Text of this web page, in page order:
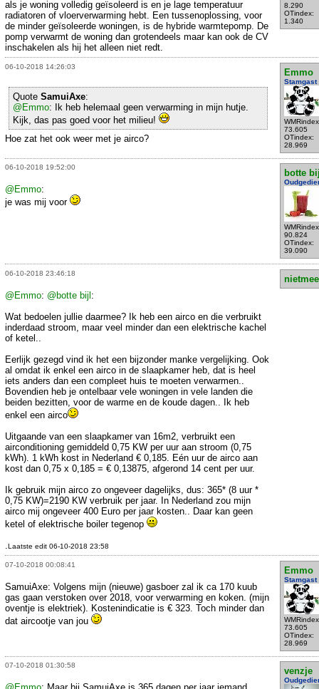
8.290
OTindex:
1.340
als je woning volledig geïsoleerd is en je lage temperatuur
radiatoren of vloerverwarming hebt. Een tussenoplossing, voor
de minder geïsoleerde woningen, is de hybride warmtepomp. De
pomp verwarmt de woning dan grotendeels maar kan ook de CV
inschakelen als hij het alleen niet redt.
06-10-2018 14:26:03
Emmo
Stamgast
73.605
OTindex:
28.969
Quote SamuiAxe:
@Emmo: Ik heb helemaal geen verwarming in mijn hutje.
Kijk, das pas goed voor het milieu!
Hoe zat het ook weer met je airco?
06-10-2018 19:52:00
botte
90.824
OTindex:
39.090
@Emmo:
je was mij voor
06-10-2018 23:46:18
@Emmo: @botte bijl:
Wat bedoelen jullie daarmee? Ik heb een airco en die verbruikt
inderdaad stroom, maar veel minder dan een elektrische kachel
of ketel..
Eerlijk gezegd vind ik het een bijzonder manke vergelijking. Ook
al omdat ik enkel een airco in de slaapkamer heb, dat is heel
iets anders dan een compleet huis te moeten verwarmen..
Bovendien heb je ontelbaar vele woningen in vele landen die
beiden bezitten, voor de warme en de koude dagen.. Ik heb
enkel een airco
Uitgaande van een slaapkamer van 16m2, verbruikt een
airconditioning gemiddeld 0,75 KW per uur aan stroom (0,75
kWh). 1 kWh kost in Nederland € 0,185. Eén uur de airco aan
kost dan 0,75 x 0,185 = € 0,13875, afgerond 14 cent per uur.
Ik gebruik mijn airco zo ongeveer dagelijks, dus: 365* (8 uur *
0,75 KW)=2190 KW verbruik per jaar. In Nederland zou mijn
airco mij ongeveer 400 Euro per jaar kosten.. Daar kan geen
ketel of elektrische boiler tegenop
Laatste edit 06-10-2018 23:58
07-10-2018 00:08:41
Emmo
Stamgast
73.605
OTindex:
28.969
SamuiAxe: Volgens mijn (nieuwe) gasboer zal ik ca 170 kuub
gas gaan verstoken over 2018, voor verwarming en koken. (mijn
oventje is elektriek). Kostenindicatie is € 323. Toch minder dan
dat aircootje van jou
07-10-2018 01:30:58
venzje